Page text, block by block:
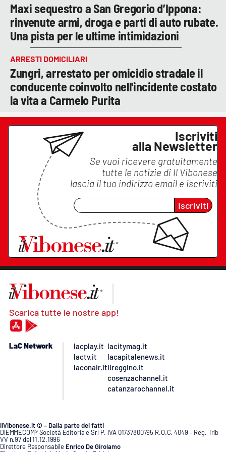
Maxi sequestro a San Gregorio d’Ippona:
rinvenute armi, droga e parti di auto rubate.
Una pista per le ultime intimidazioni
ARRESTI DOMICILIARI
Zungri, arrestato per omicidio stradale il
conducente coinvolto nell'incidente costato
la vita a Carmelo Purita
Iscriviti
alla Newsletter
Se vuoi ricevere gratuitamente
tutte le notizie di Il Vibonese
lascia il tuo indirizzo email e iscriviti
Iscriviti
Scarica tutte le nostre app!
LaC Network
lacplay.it
lactv.it
laconair.it
lacitymag.it
lacapitalenews.it
ilreggino.it
cosenzachannel.it
catanzarochannel.it
ilVibonese.it © – Dalla parte dei fatti
DIEMMECOM® Società Editoriale Srl P. IVA 01737800795 R.O.C. 4049 – Reg. Trib
VV n.97 del 11.12.1996
Direttore Responsabile Enrico De Girolamo